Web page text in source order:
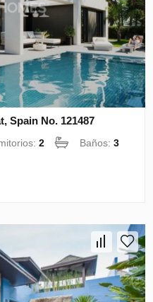
Spain No. 121487
2 Baños:3